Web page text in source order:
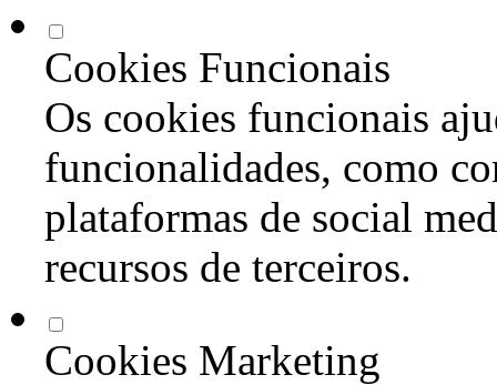
Cookies Funcionais
Os cookies funcionais
funcionalidades, como
plataformas de social
recursos de terceiros.
Cookies Marketing